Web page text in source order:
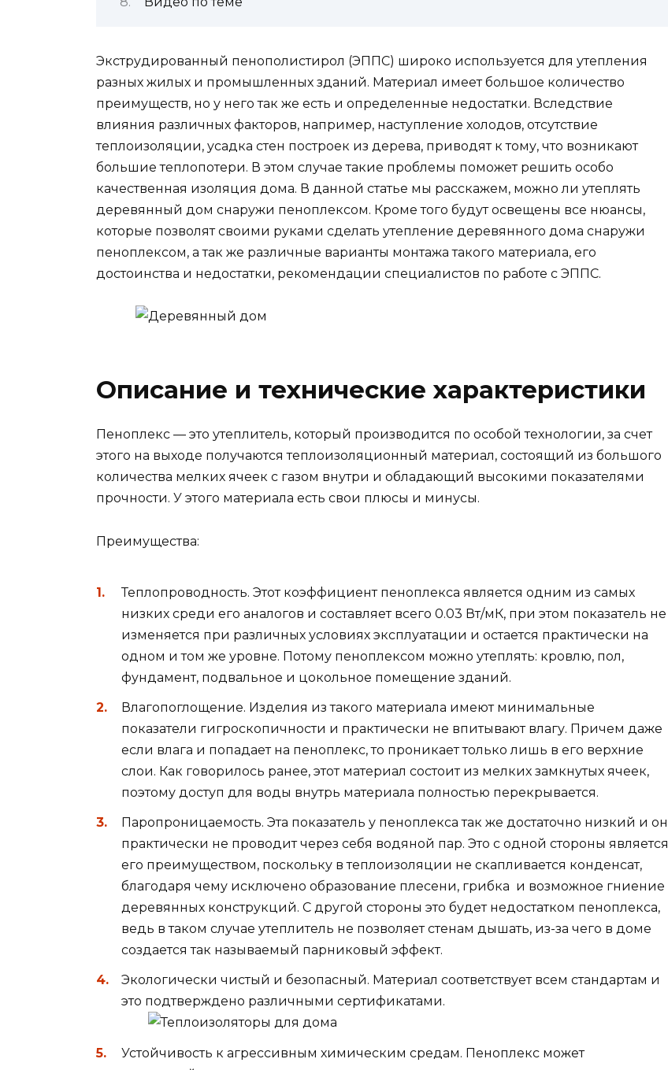
Экструдированный пенополистирол (ЭППС) широко используется для утепления
разных жилых и промышленных зданий. Материал имеет большое количество
преимуществ, но у него так же есть и определенные недостатки. Вследствие
влияния различных факторов, например, наступление холодов, отсутствие
теплоизоляции, усадка стен построек из дерева, приводят к тому, что возникают
большие теплопотери. В этом случае такие проблемы поможет решить особо
качественная изоляция дома. В данной статье мы расскажем, можно ли утеплять
деревянный дом снаружи пеноплексом. Кроме того будут освещены все нюансы,
которые позволят своими руками сделать утепление деревянного дома снаружи
пеноплексом, а так же различные варианты монтажа такого материала, его
достоинства и недостатки, рекомендации специалистов по работе с ЭППС.
Описание и технические характеристики
Пеноплекс — это утеплитель, который производится по особой технологии, за счет
этого на выходе получаются теплоизоляционный материал, состоящий из большого
количества мелких ячеек с газом внутри и обладающий высокими показателями
прочности. У этого материала есть свои плюсы и минусы.
Преимущества:
Теплопроводность. Этот коэффициент пеноплекса является одним из самых
низких среди его аналогов и составляет всего 0.03 Вт/мК, при этом показатель не
изменяется при различных условиях эксплуатации и остается практически на
одном и том же уровне. Потому пеноплексом можно утеплять: кровлю, пол,
фундамент, подвальное и цокольное помещение зданий.
Влагопоглощение. Изделия из такого материала имеют минимальные
показатели гигроскопичности и практически не впитывают влагу. Причем даже
если влага и попадает на пеноплекс, то проникает только лишь в его верхние
слои. Как говорилось ранее, этот материал состоит из мелких замкнутых ячеек,
поэтому доступ для воды внутрь материала полностью перекрывается.
Паропроницаемость. Эта показатель у пеноплекса так же достаточно низкий и он
практически не проводит через себя водяной пар. Это с одной стороны является
его преимуществом, поскольку в теплоизоляции не скапливается конденсат,
благодаря чему исключено образование плесени, грибка и возможное гниение
деревянных конструкций. С другой стороны это будет недостатком пеноплекса,
ведь в таком случае утеплитель не позволяет стенам дышать, из-за чего в доме
создается так называемый парниковый эффект.
Экологически чистый и безопасный. Материал соответствует всем стандартам и
это подтверждено различными сертификатами.
Устойчивость к агрессивным химическим средам. Пеноплекс может